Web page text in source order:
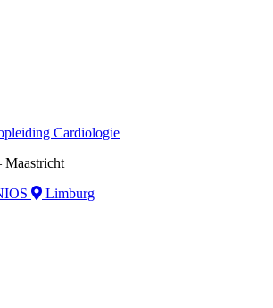
Cardiologie
Maastricht
Limburg